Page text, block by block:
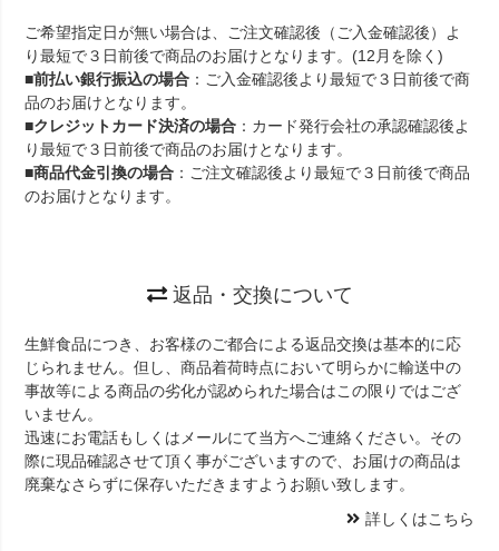
ご希望指定日が無い場合は、ご注文確認後（ご入金確認後）よ
り最短で３日前後で商品のお届けとなります。(12月を除く)
■前払い銀行振込の場合 ：ご入金確認後より最短で３日前後で商
品のお届けとなります。
■クレジットカード決済の場合 ：カード発行会社の承認確認後よ
り最短で３日前後で商品のお届けとなります。
■商品代金引換の場合 ：ご注文確認後より最短で３日前後で商品
のお届けとなります。
返品・交換について
生鮮食品につき、お客様のご都合による返品交換は基本的に応
じられません。但し、商品着荷時点において明らかに輸送中の
事故等による商品の劣化が認められた場合はこの限りではござ
いません。
迅速にお電話もしくはメールにて当方へご連絡ください。その
際に現品確認させて頂く事がございますので、お届けの商品は
廃棄なさらずに保存いただきますようお願い致します。
詳しくはこちら